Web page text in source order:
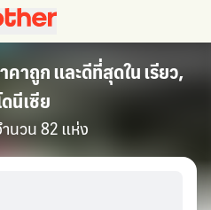
าถูก และดีที่สุดใน เรียว,
นีเซีย
นวน 82 แห่ง